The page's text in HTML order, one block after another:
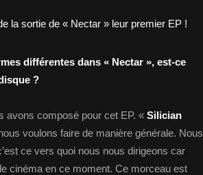
différentes dans « Nectar », est-ce
?
avons composé pour cet EP. « Silician
voulons faire de manière générale. Nous
ce vers quoi nous nous dirigeons car
cinéma en ce moment. Ce morceau est